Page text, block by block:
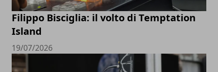
Filippo Bisciglia: il volto di Temptation
Island
19/07/2026